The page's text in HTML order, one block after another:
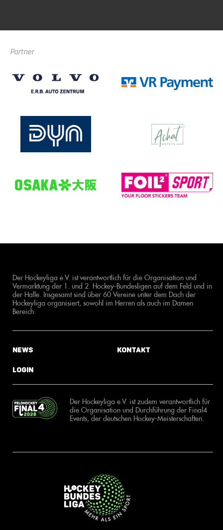
Partner
Der Hockeyliga e.V. ist verantwortlich für die Organisation und
Vermarktung der 1. und 2. Hockey-Bundesligen auf dem Feld und in
der Halle. Insgesamt sind über 60 Vereine unter dem Dach der
Hockeyliga organisiert, sowohl im Herren als auch im Damen
Bereich.
News
Login
Kontakt
Der Hockeyliga e.V. ist zudem verantwortlich für
die Organisation und Durchführung der Final4
Events, der deutschen Hockey-Meisterschaften.